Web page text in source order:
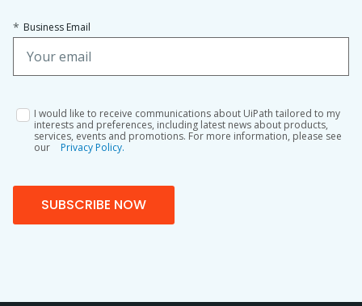
* Business Email
I would like to receive communications about UiPath tailored to my
interests and preferences, including latest news about products,
services, events and promotions. For more information, please see
our
Privacy Policy.
SUBSCRIBE NOW